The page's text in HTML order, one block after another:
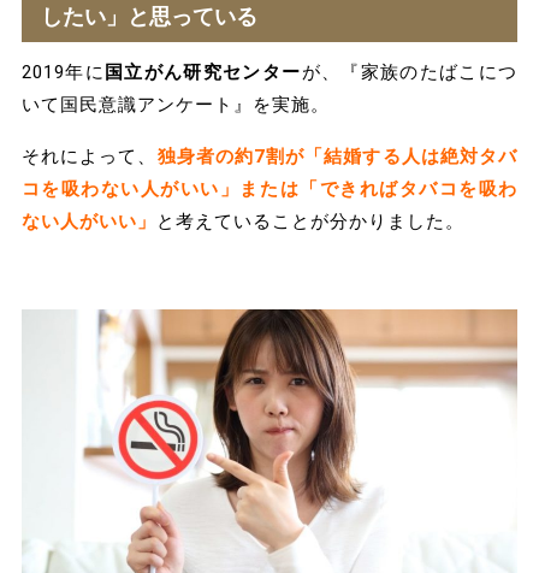
したい」と思っている
2019年に 国立がん研究センターが、『家族のたばこにつ
いて国民意識アンケート』を実施。
それによって、 独身者の約7割が「結婚する人は絶対タバ
コを吸わない人がいい」または「できればタバコを吸わ
ない人がいい」
と考えていることが分かりました。